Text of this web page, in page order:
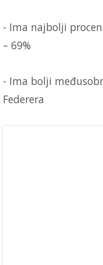
- Ima najbolji
– 69%
- Ima bolji
Federera